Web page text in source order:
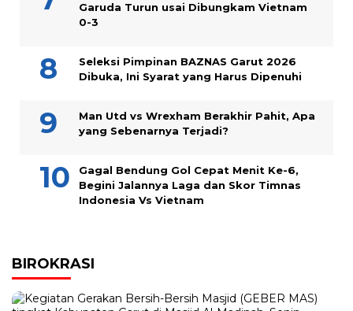
Garuda Turun usai Dibungkam Vietnam
0-3
Seleksi Pimpinan BAZNAS Garut 2026
Dibuka, Ini Syarat yang Harus Dipenuhi
Man Utd vs Wrexham Berakhir Pahit, Apa
yang Sebenarnya Terjadi?
Gagal Bendung Gol Cepat Menit Ke-6,
Begini Jalannya Laga dan Skor Timnas
Indonesia Vs Vietnam
BIROKRASI